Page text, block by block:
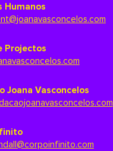
Humanos
Projectos
Joana Vasconcelos